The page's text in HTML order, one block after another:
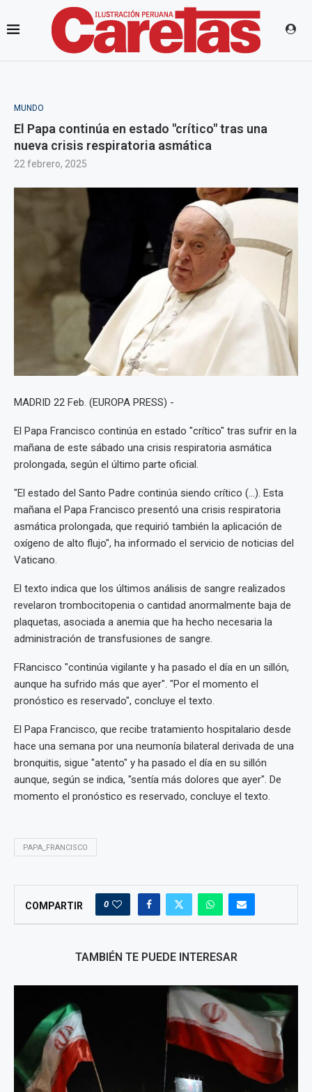
MUNDO
El Papa continúa en estado "crítico" tras una
nueva crisis respiratoria asmática
22 febrero, 2025
MADRID 22 Feb. (EUROPA PRESS) -
El Papa Francisco continúa en estado "crítico" tras sufrir en la
mañana de este sábado una crisis respiratoria asmática
prolongada, según el último parte oficial.
"El estado del Santo Padre continúa siendo crítico (...). Esta
mañana el Papa Francisco presentó una crisis respiratoria
asmática prolongada, que requirió también la aplicación de
oxígeno de alto flujo", ha informado el servicio de noticias del
Vaticano.
El texto indica que los últimos análisis de sangre realizados
revelaron trombocitopenia o cantidad anormalmente baja de
plaquetas, asociada a anemia que ha hecho necesaria la
administración de transfusiones de sangre.
FRancisco "continúa vigilante y ha pasado el día en un sillón,
aunque ha sufrido más que ayer". "Por el momento el
pronóstico es reservado", concluye el texto.
El Papa Francisco, que recibe tratamiento hospitalario desde
hace una semana por una neumonía bilateral derivada de una
bronquitis, sigue "atento" y ha pasado el día en su sillón
aunque, según se indica, "sentía más dolores que ayer". De
momento el pronóstico es reservado, concluye el texto.
PAPA_FRANCISCO
COMPARTIR 0
TAMBIÉN TE PUEDE INTERESAR